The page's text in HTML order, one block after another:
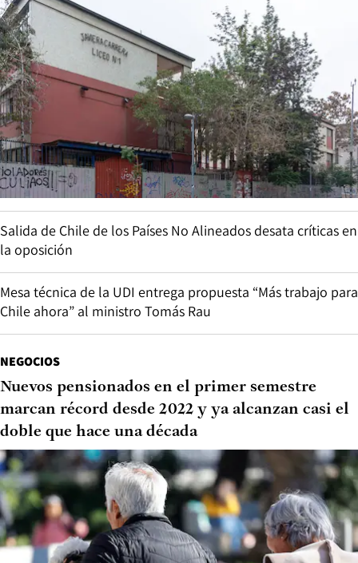
Salida de Chile de los Países No Alineados desata críticas en
la oposición
Mesa técnica de la UDI entrega propuesta “Más trabajo para
Chile ahora” al ministro Tomás Rau
NEGOCIOS
Nuevos pensionados en el primer semestre
marcan récord desde 2022 y ya alcanzan casi el
doble que hace una década